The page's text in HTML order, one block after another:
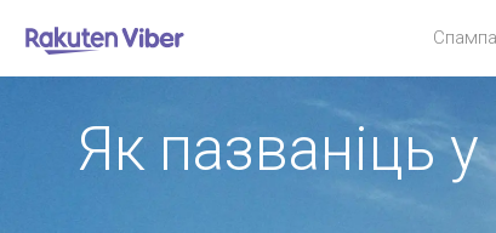
Як пазваніць